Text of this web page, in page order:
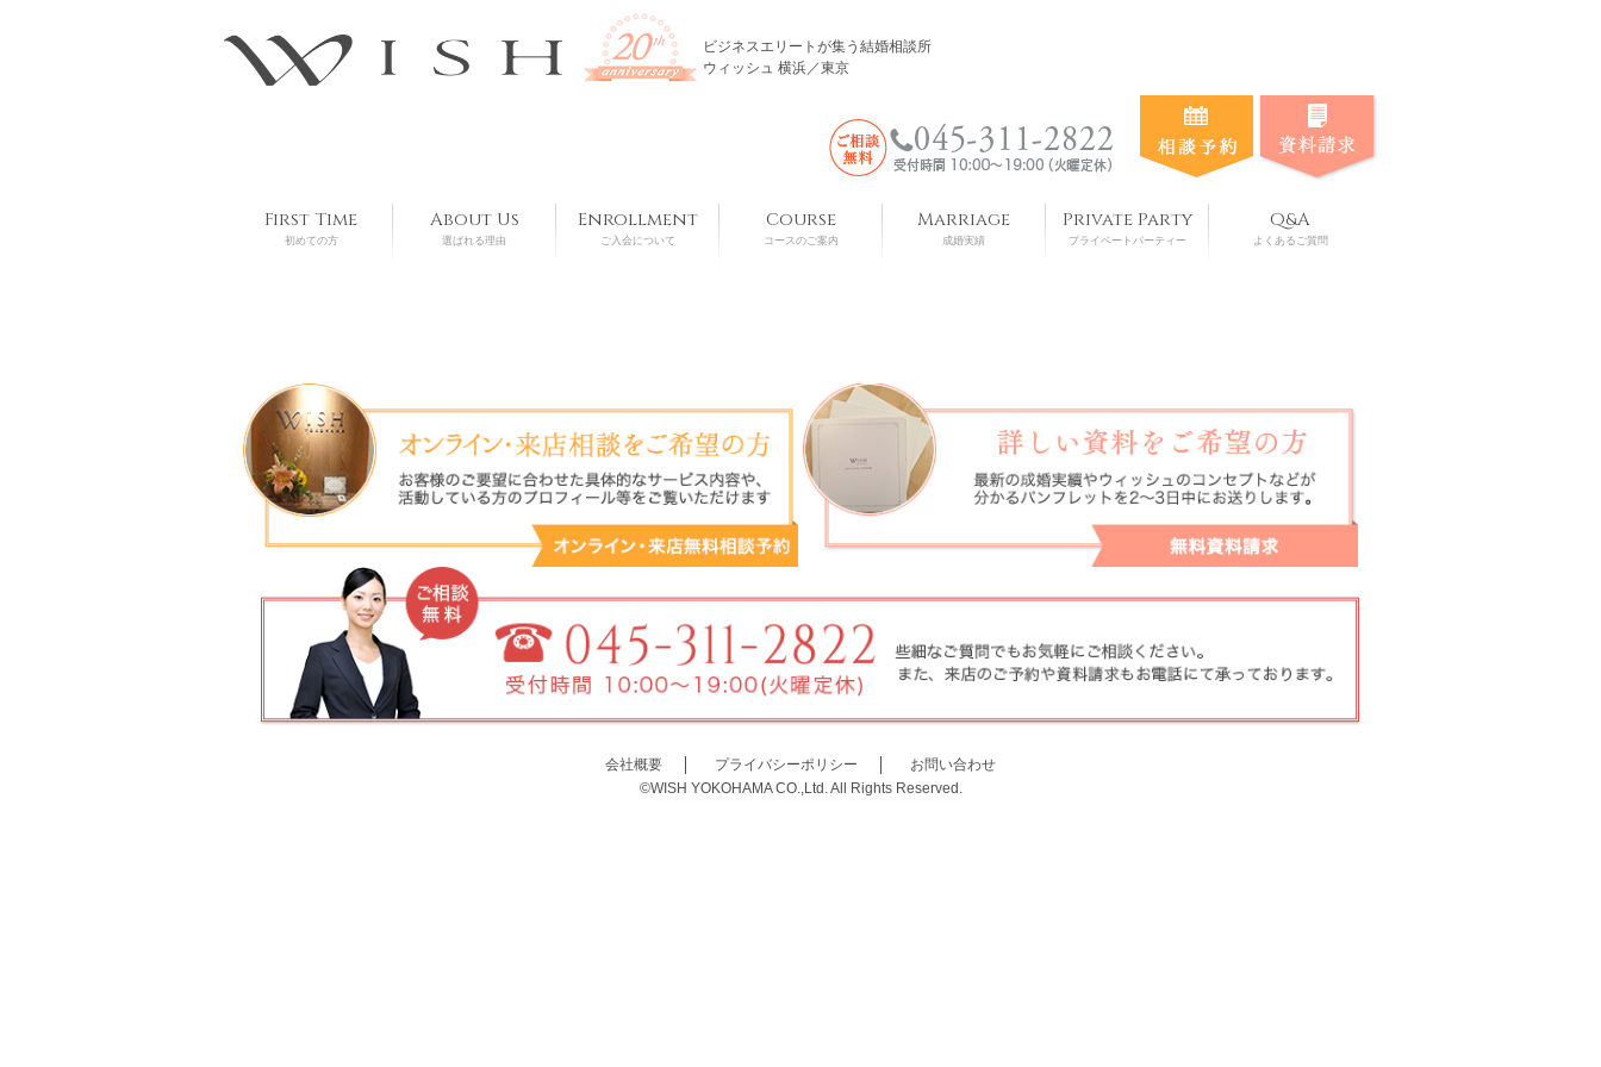
ビジネスエリートが集う結婚相談所
ウィッシュ 横浜／東京
First Time
初めての方
About Us
選ばれる理由
Enrollment
ご入会について
Course
コースのご案内
Marriage
成婚実績
Private Party
プライベートパーティー
Q&A
よくあるご質問
会社概要 プライバシーポリシー
お問い合わせ
©WISH YOKOHAMA CO.,Ltd. All Rights Reserved.